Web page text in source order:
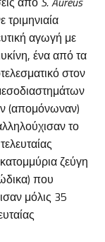
τριμηνιαία
αγωγή με
ένα από τα
στον
(απομόνωναν)
το
ζεύγη
που
μόλις 35